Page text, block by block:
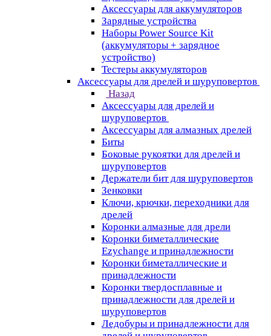
Аксессуары для аккумуляторов
Зарядные устройства
Наборы Power Source Kit
(аккумуляторы + зарядное
устройство)
Тестеры аккумуляторов
Аксессуары для дрелей и шуруповертов
Назад
Аксессуары для дрелей и
шуруповертов
Аксессуары для алмазных дрелей
Биты
Боковые рукоятки для дрелей и
шуруповертов
Держатели бит для шуруповертов
Зенковки
Ключи, крючки, переходники для
дрелей
Коронки алмазные для дрели
Коронки биметаллические
Ezychange и принадлежности
Коронки биметаллические и
принадлежности
Коронки твердосплавные и
принадлежности для дрелей и
шуруповертов
Ледобуры и принадлежности для